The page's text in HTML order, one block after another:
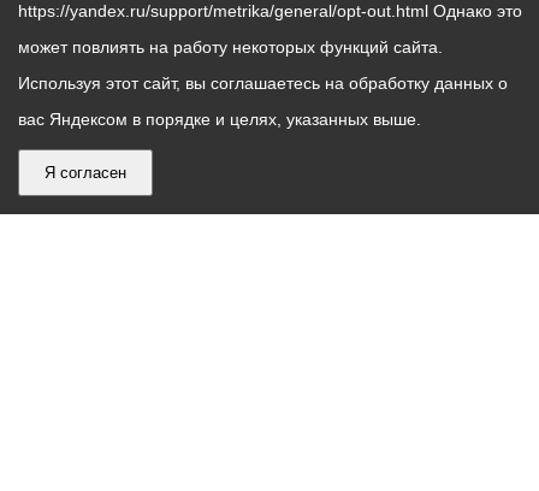
https://yandex.ru/support/metrika/general/opt-out.html Однако это
может повлиять на работу некоторых функций сайта.
Используя этот сайт, вы соглашаетесь на обработку данных о
вас Яндексом в порядке и целях, указанных выше.
Я согласен